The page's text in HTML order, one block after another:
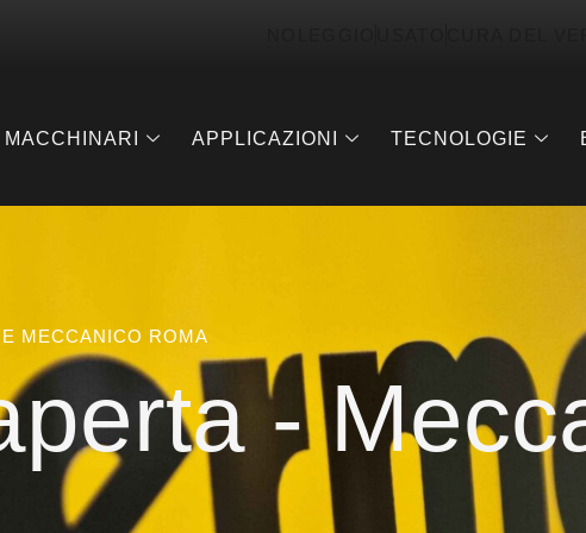
MACCHINARI APPLICAZIONI TECNOLOGIE
MECCANICO ROMA
-